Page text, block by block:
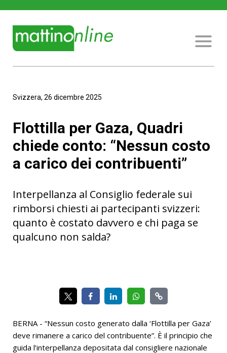
Svizzera, 26 dicembre 2025
Flottilla per Gaza, Quadri
chiede conto: “Nessun costo
a carico dei contribuenti”
Interpellanza al Consiglio federale sui
rimborsi chiesti ai partecipanti svizzeri:
quanto è costato davvero e chi paga se
qualcuno non salda?
BERNA - “Nessun costo generato dalla ‘Flottilla per Gaza’
deve rimanere a carico del contribuente”. È il principio che
guida l’interpellanza depositata dal consigliere nazionale